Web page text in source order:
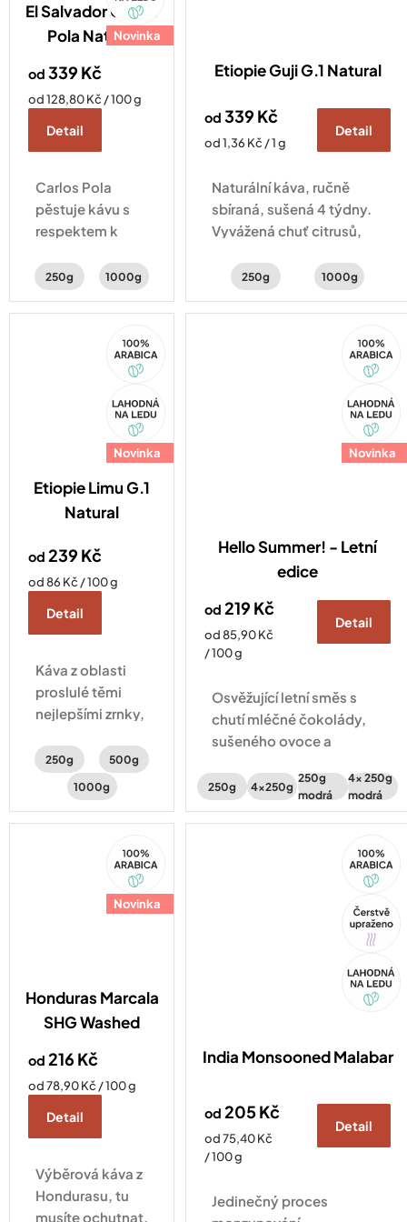
Novinka
El Salvador Carlos
Pola Natural
od 339 Kč
Měrná
od 128,80 Kč / 100 g
Detail
Carlos Pola
pěstuje kávu s
respektem k
komunitě.
pohoří Apaneca
se hodí na filtr a
250g 1000g
Etiopie Guji G.1 Natural
od 339 Kč
Měrná
od 1,36 Kč / 1 g
Detail
Naturální káva, ručně
sbíraná, sušená 4 týdny.
Vyvážená chuť citrusů,
250g 1000g
Arabica
Novinka
Etiopie Limu G.1
Natural
od 239 Kč
Měrná
od 86 Kč / 100 g
Detail
Káva z oblasti
proslulé těmi
nejlepšími zrnky,
typický
citrusový profil.
Svěžest doplňují
tóny peckovin a
250g
500g
1000g
Arabica
Novinka
Hello Summer! - Letní
edice
od 219 Kč
Měrná
cena:
od 85,90 Kč
/ 100 g
Detail
Osvěžující letní směs s
chutí mléčné čokolády,
sušeného ovoce a
si ze 2 různých obalů 🙌
250g 4x250g
250g
modrá
4x 250g
modrá
Arabica
Novinka
Honduras Marcala
SHG Washed
od 216 Kč
Měrná
od 78,90 Kč / 100 g
Detail
Výběrová káva z
Hondurasu, tu
musíte ochutnat.
Tip
Arabica
India Monsooned Malabar
od 205 Kč
Měrná
cena:
od 75,40 Kč
/ 100 g
Detail
Jedinečný proces